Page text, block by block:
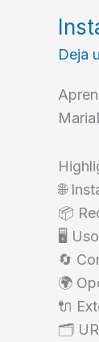
Deja
🌐
📦
🖥️
🔄
🌍
🔌
🗂️